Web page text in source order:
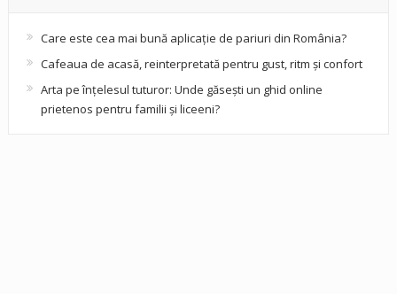
Care este cea mai bună aplicație de pariuri din România?
Cafeaua de acasă, reinterpretată pentru gust, ritm și confort
Arta pe înțelesul tuturor: Unde găsești un ghid online
prietenos pentru familii și liceeni?